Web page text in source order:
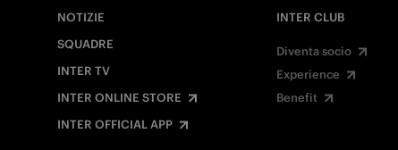
NOTIZIE
SQUADRE
INTER TV
INTER ONLINE STORE
INTER OFFICIAL APP
INTER CLUB
Diventa socio
Experience
Benefit